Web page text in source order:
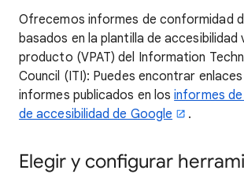
Ofrecemos informes de conformidad
basados en la plantilla de accesibilidad
producto (VPAT) del Information
Council (ITI): Puedes encontrar
informes publicados en losinformes
de accesibilidad de Google
.
Elegir y configurar